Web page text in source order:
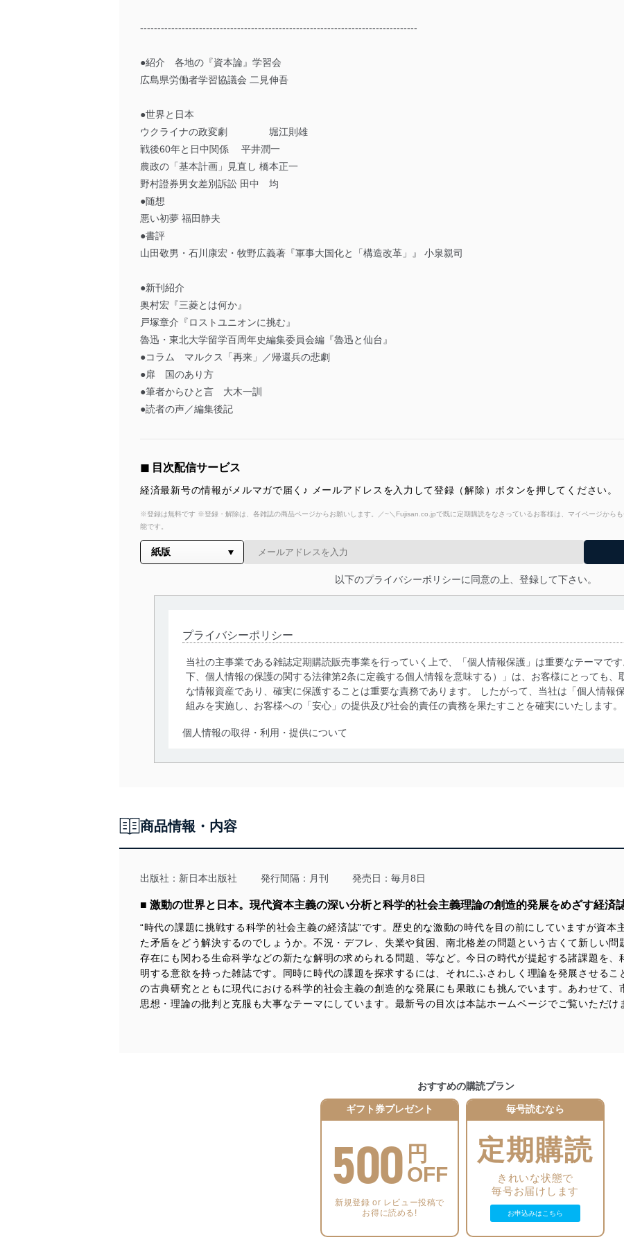
--------------------------------------------------------------------------------
●紹介 各地の『資本論』学習会
広島県労働者学習協議会 二見伸吾
●世界と日本
ウクライナの政変劇 堀江則雄
戦後60年と日中関係 平井潤一
農政の「基本計画」見直し 橋本正一
野村證券男女差別訴訟 田中 均
●随想
悪い初夢 福田静夫
●書評
山田敬男・石川康宏・牧野広義著『軍事大国化と「構造改革」』 小泉親司
●新刊紹介
奥村宏『三菱とは何か』
戸塚章介『ロストユニオンに挑む』
魯迅・東北大学留学百周年史編集委員会編『魯迅と仙台』
●コラム マルクス「再来」／帰還兵の悲劇
●扉 国のあり方
●筆者からひと言 大木一訓
●読者の声／編集後記
◼︎ 目次配信サービス
経済最新号の情報がメルマガで届く♪ メールアドレスを入力して登録（解除）ボタンを押してください。
※登録は無料です ※登録・解除は、各雑誌の商品ページからお願いします。／~＼Fujisan.co.jpで既に定期購読をなさっているお客様は、マイページから
能です。
以下のプライバシーポリシーに同意の上、登録して下さい。
プライバシーポリシー
当社の主事業である雑誌定期購読販売事業を行っていく上で、「個人情報保護」は重要なテーマで
下、個人情報の保護の関する法律第2条に定義する個人情報を意味する）」は、お客様にとっても、
な情報資産であり、確実に保護することは重要な責務であります。 したがって、当社は「個人情報
組みを実施し、お客様への「安心」の提供及び社会的責任の責務を果たすことを確実にいたします。
個人情報の取得・利用・提供について
当社は、個人情報の取得・利用・提供に際して、その利用目的を明確にし、本人の同意を得たうえ
法令遵守
令及びその他の規範を常に適合させます。
個人情報の安全管理措置
当社は、個人情報の正確性及び安全性を確保するために、下記セキュリティ対策をはじめとする安
漏えい、滅失またはき損の防止及び是正に努めます。
アクセス制御
個人データを取り扱うことのできる機器及び当該機器を取り扱う従業者を明確化し、 個人デ
しています。
個人データを取り扱う機器等のオペレーティングシステムを最新の状態に保持しています。
個人データを取り扱う機器等にセキュリティ対策ソフトウェア等を導入し、自動更新 機能等の
情報システムの使用に伴う漏洩等の防止
メール等により個人データの含まれるファイルを送信する場合に、当該ファイルへのパスワー
当社は、内部監査及びマネジメントレビューの機会を通じて、個人情報保護マネジメントシステムを
商品情報・内容
出版社： 新日本出版社 発行間隔：月刊 発売日：毎月8日
■ 激動の世界と日本。現代資本主義の深い分析と科学的社会主義理論の創造的発展をめざす経済
“時代の課題に挑戦する科学的社会主義の経済誌”です。歴史的な激動の時代を目の前にしていますが資本
た矛盾をどう解決するのでしょうか。不況・デフレ、失業や貧困、南北格差の問題という古くて新しい
存在にも関わる生命科学などの新たな解明の求められる問題、等など。今日の時代が提起する諸課題を
明する意欲を持った雑誌です。同時に時代の課題を探求するには、それにふさわしく理論を発展させる
の古典研究とともに現代における科学的社会主義の創造的な発展にも果敢にも挑んでいます。あわせて、
思想・理論の批判と克服も大事なテーマにしています。最新号の目次は本誌ホームページでご覧いただけ
おすすめの購読プラン
ギフト券プレゼント
500 円
OFF
新規登録 or レビュー投稿で
お得に読める!
毎号読むなら
定期購読
きれいな状態で
毎号お届けします
お申込みはこちら